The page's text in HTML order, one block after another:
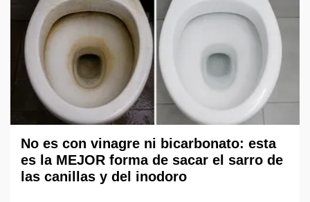
No es con vinagre ni bicarbonato: esta
es la MEJOR forma de sacar el sarro de
las canillas y del inodoro